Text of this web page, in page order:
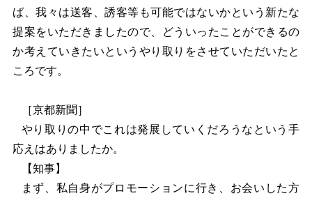
ば、我々は送客、誘客等も可能ではないかという新たな
提案をいただきましたので、どういったことができるの
か考えていきたいというやり取りをさせていただいたと
ころです。
［京都新聞］
やり取りの中でこれは発展していくだろうなという手
応えはありましたか。
【知事】
まず、私自身がプロモーションに行き、お会いした方